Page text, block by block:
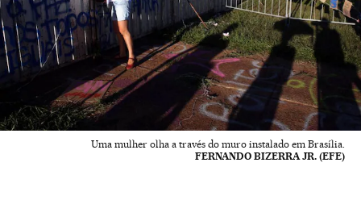
Uma mulher olha a través do muro instalado em Brasília.
FERNANDO BIZERRA JR. (EFE)